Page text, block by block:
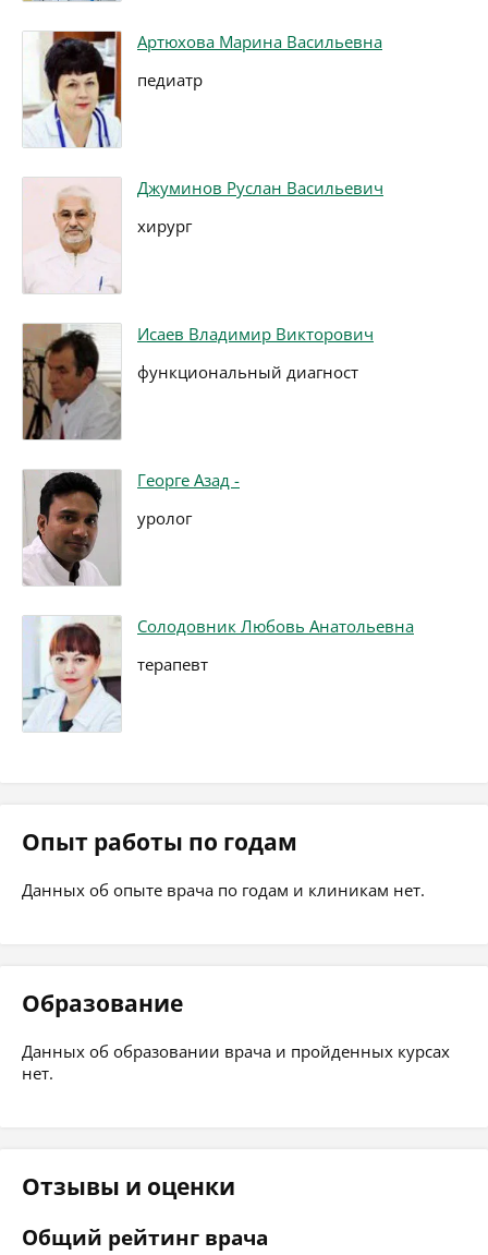
Артюхова Марина Васильевна
педиатр
Джуминов Руслан Васильевич
хирург
Исаев Владимир Викторович
функциональный диагност
Георге Азад -
уролог
Солодовник Любовь Анатольевна
терапевт
Опыт работы по годам
Данных об опыте врача по годам и клиникам нет.
Образование
Данных об образовании врача и пройденных курсах
нет.
Отзывы и оценки
Общий рейтинг врача